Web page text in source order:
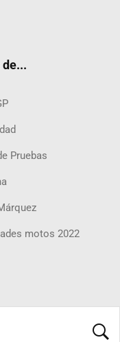
Pruebas
motos 2022